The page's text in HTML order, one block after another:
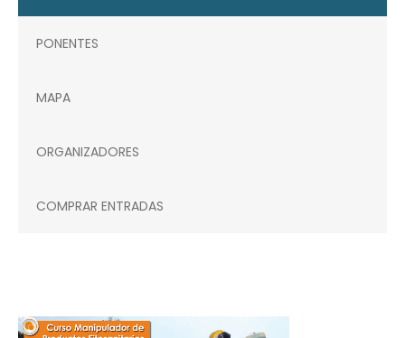
PONENTES
MAPA
ORGANIZADORES
COMPRAR ENTRADAS